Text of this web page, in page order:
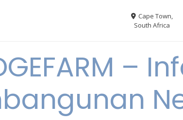
Cape Town,
South Africa
–